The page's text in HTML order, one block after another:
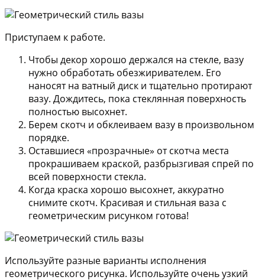
Приступаем к работе.
Чтобы декор хорошо держался на стекле, вазу
нужно обработать обезжиривателем. Его
наносят на ватный диск и тщательно протирают
вазу. Дождитесь, пока стеклянная поверхность
полностью высохнет.
Берем скотч и обклеиваем вазу в произвольном
порядке.
Оставшиеся «прозрачные» от скотча места
прокрашиваем краской, разбрызгивая спрей по
всей поверхности стекла.
Когда краска хорошо высохнет, аккуратно
снимите скотч. Красивая и стильная ваза с
геометрическим рисунком готова!
Используйте разные варианты исполнения
геометрического рисунка. Используйте очень узкий